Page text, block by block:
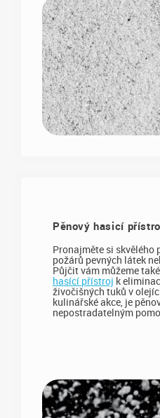
Pěnový hasicí
Pronajměte si skvělého
požárů pevných látek
Půjčit vám můžeme
hasící přístroj k
živočišných tuků v
kulinářské akce, je
nepostradatelným